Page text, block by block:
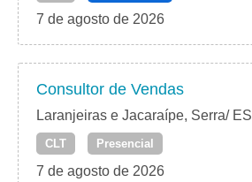
7 de agosto de 2026
Consultor de Vendas
Laranjeiras e Jacaraípe, Serra/ ES
CLT Presencial
7 de agosto de 2026